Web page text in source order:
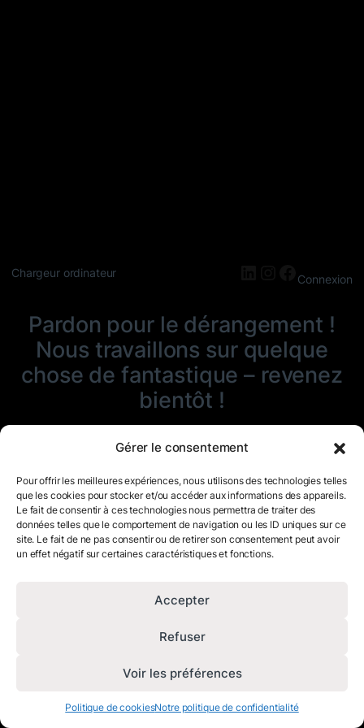
Gérer le consentement
Pour offrir les meilleures expériences, nous utilisons des technologies telles
que les cookies pour stocker et/ou accéder aux informations des appareils.
Le fait de consentir à ces technologies nous permettra de traiter des
données telles que le comportement de navigation ou les ID uniques sur ce
site. Le fait de ne pas consentir ou de retirer son consentement peut avoir
un effet négatif sur certaines caractéristiques et fonctions.
Accepter
Refuser
Voir les préférences
Politique de cookiesNotre politique de confidentialité
Chargeur ordinateur LinkedIn
Instagram
Connexion
Pardon pour le dérangement !
Nous travaillons sur quelque
chose de fantastique – revenez
bientôt !